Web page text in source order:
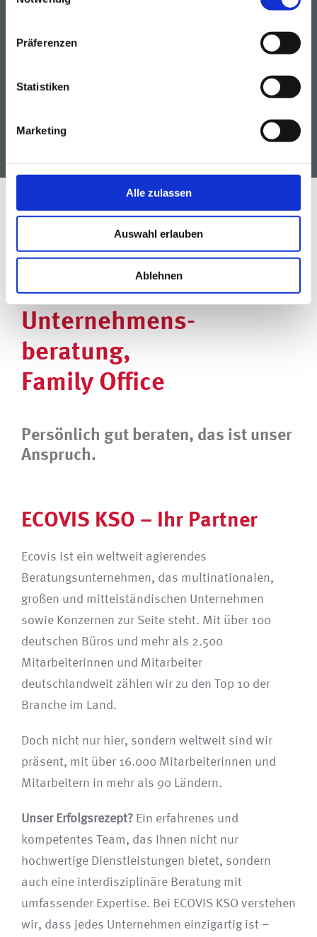
Präferenzen
Statistiken
Marketing
Alle zulassen
Auswahl erlauben
Ablehnen
Steuer­beratung,
Rechts­beratung,
Wirtschafts­prüfung,
Unternehmens­
beratung,
Family Office
Persönlich gut beraten, das ist unser
Anspruch.
ECOVIS KSO – Ihr Partner
Ecovis ist ein weltweit agierendes
Beratungsunternehmen, das multinationalen,
großen und mittelständischen Unternehmen
sowie Konzernen zur Seite steht. Mit über 100
deutschen Büros und mehr als 2.500
Mitarbeiterinnen und Mitarbeiter
deutschlandweit zählen wir zu den Top 10 der
Branche im Land.
Doch nicht nur hier, sondern weltweit sind wir
präsent, mit über 16.000 Mitarbeiterinnen und
Mitarbeitern in mehr als 90 Ländern.
Unser Erfolgsrezept?Ein erfahrenes und
kompetentes Team, das Ihnen nicht nur
hochwertige Dienstleistungen bietet, sondern
auch eine interdisziplinäre Beratung mit
umfassender Expertise. Bei ECOVIS KSO verstehen
wir, dass jedes Unternehmen einzigartig ist –